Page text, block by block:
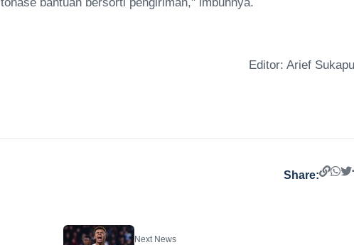
Editor: Arief
Share:
Next News